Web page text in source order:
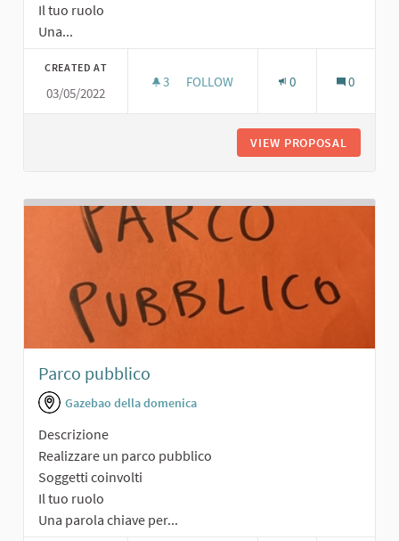
Il tuo ruolo
Una...
CREATED AT
03/05/2022
3 3 FOLLOWERS
FOLLOW 0 0
VIEW PROPOSAL
Parco pubblico
Gazebao della domenica
Descrizione
Realizzare un parco pubblico
Soggetti coinvolti
Il tuo ruolo
Una parola chiave per...